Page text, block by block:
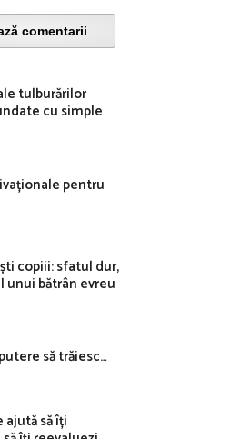
comentarii
tulburărilor
cu simple
pentru
copiii: sfatul dur,
unui bătrân evreu
să trăiesc…
să îți